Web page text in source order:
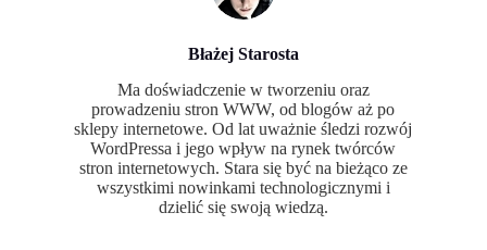
Błażej Starosta
Ma doświadczenie w tworzeniu oraz
prowadzeniu stron WWW, od blogów aż po
sklepy internetowe. Od lat uważnie śledzi rozwój
WordPressa i jego wpływ na rynek twórców
stron internetowych. Stara się być na bieżąco ze
wszystkimi nowinkami technologicznymi i
dzielić się swoją wiedzą.